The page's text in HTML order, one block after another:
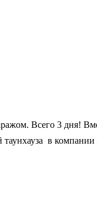
Всего 3 дня!
в компании